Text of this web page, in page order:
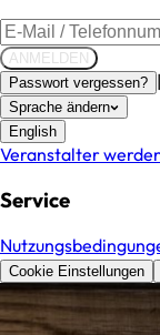
ANMELDEN
Passwort vergessen? |
Sprache ändern
English
Veranstalter
Service
Cookie Einstellungen